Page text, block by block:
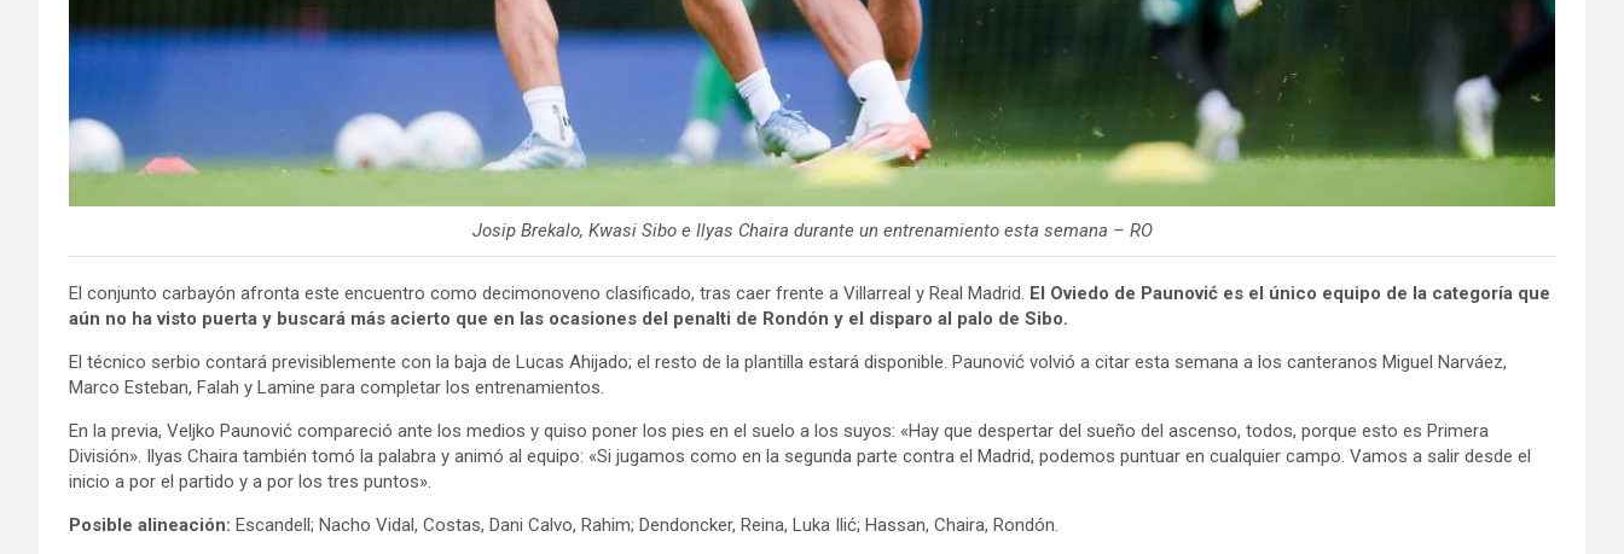
Josip Brekalo, Kwasi Sibo e Ilyas Chaira durante un entrenamiento esta semana – RO
El conjunto carbayón afronta este encuentro como decimonoveno clasificado, tras caer frente a Villarreal y Real Madrid. El Oviedo de Paunović es el único equipo de la categoría que
aún no ha visto puerta y buscará más acierto que en las ocasiones del penalti de Rondón y el disparo al palo de Sibo.
El técnico serbio contará previsiblemente con la baja de Lucas Ahijado; el resto de la plantilla estará disponible. Paunović volvió a citar esta semana a los canteranos Miguel Narváez,
Marco Esteban, Falah y Lamine para completar los entrenamientos.
En la previa, Veljko Paunović compareció ante los medios y quiso poner los pies en el suelo a los suyos: «Hay que despertar del sueño del ascenso, todos, porque esto es Primera
División». Ilyas Chaira también tomó la palabra y animó al equipo: «Si jugamos como en la segunda parte contra el Madrid, podemos puntuar en cualquier campo. Vamos a salir desde el
inicio a por el partido y a por los tres puntos».
Posible alineación: Escandell; Nacho Vidal, Costas, Dani Calvo, Rahim; Dendoncker, Reina, Luka Ilić; Hassan, Chaira, Rondón.